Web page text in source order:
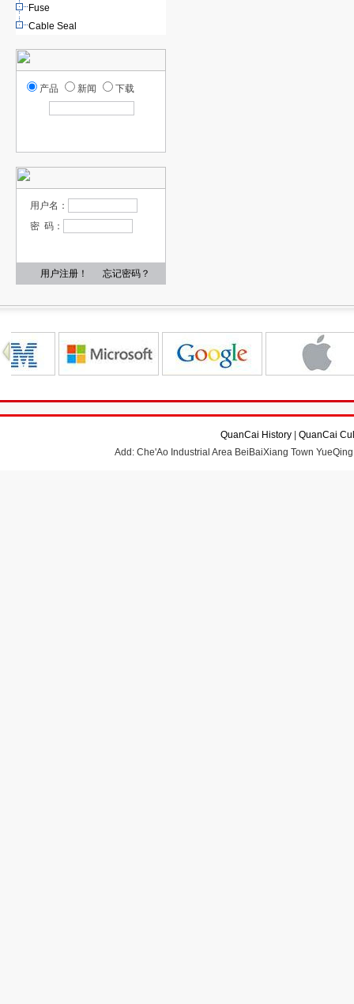
Fuse
Cable Seal
产品 新闻 下载
用户名：
密 码：
用户注册！ 忘记密码？
QuanCai History
QuanCai
Add: Che'Ao Industrial Area BeiBaiXiang Town